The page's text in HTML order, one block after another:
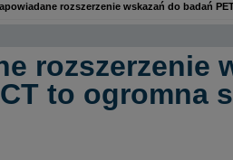
rozszerzenie wskazań do badań
rozszerzenie
to ogromna